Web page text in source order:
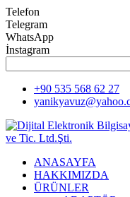
Telefon
Telegram
WhatsApp
İnstagram
+90 535 568 62 27
ANASAYFA
HAKKIMIZDA
ÜRÜNLER